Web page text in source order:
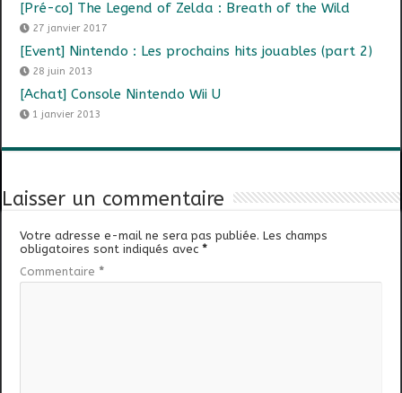
[Pré-co] The Legend of Zelda : Breath of the Wild
27 janvier 2017
[Event] Nintendo : Les prochains hits jouables (part 2)
28 juin 2013
[Achat] Console Nintendo Wii U
1 janvier 2013
Laisser un commentaire
Votre adresse e-mail ne sera pas publiée. Les champs
obligatoires sont indiqués avec*
Commentaire *